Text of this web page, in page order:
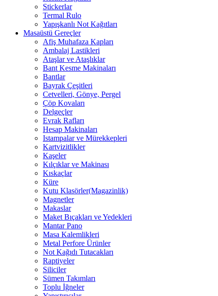
Stickerlar
Termal Rulo
Yapışkanlı Not Kağıtları
Masaüstü Gereçler
Afiş Muhafaza Kapları
Ambalaj Lastikleri
Ataşlar ve Ataşlıklar
Bant Kesme Makinaları
Bantlar
Bayrak Çeşitleri
Cetvelleri, Gönye, Pergel
Çöp Kovaları
Delgeçler
Evrak Rafları
Hesap Makinaları
Istampalar ve Mürekkepleri
Kartvizitlikler
Kaşeler
Kılçıklar ve Makinası
Kıskaçlar
Küre
Kutu Klasörler(Magazinlik)
Magnetler
Makaslar
Maket Bıçakları ve Yedekleri
Mantar Pano
Masa Kalemlikleri
Metal Perfore Ürünler
Not Kağıdı Tutacakları
Raptiyeler
Siliciler
Sümen Takımları
Toplu İğneler